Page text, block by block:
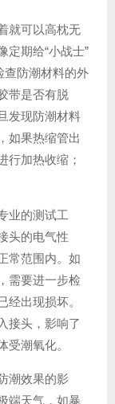
就可以高枕无
定期给“小战士”
查防潮材料的外
带是否有脱
发现防潮材料
如果热缩管出
行加热收缩；
业的测试工
头的电气性
常范围内。如
需要进一步检
出现损坏。
接头，影响了
受潮氧化。
潮效果的影
端天气，如暴